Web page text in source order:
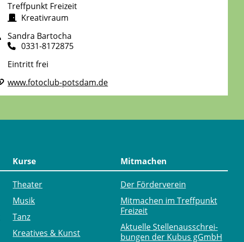
Treffpunkt Freizeit
Kreativraum
Sandra Bartocha
0331-8172875
Eintritt frei
www.fotoclub-potsdam.de
Kurse
Theater
Musik
Tanz
Kreatives & Kunst
Mitmachen
Der Förderverein
Mitmachen im Treffpunkt
Freizeit
Aktuelle Stellen­ausschrei­
bungen der Kubus gGmbH